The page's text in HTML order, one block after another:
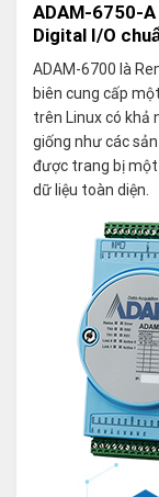
ADAM-6750-
Digital I/O
ADAM-6700 là
biên cung cấp
trên Linux có khả
giống như các
được trang bị
dữ liệu toàn diện.